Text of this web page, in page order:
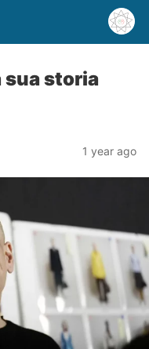
sua storia
1 year ago